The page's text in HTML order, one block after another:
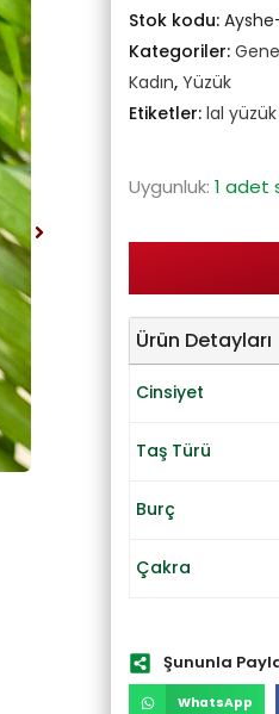
Stok kodu:
Kategoriler:
Kadın, Yüzük
Etiketler: lal yüzük
Uygunluk: 1 adet
Ürün Detayları
Cinsiyet
Taş Türü
Burç
Çakra
Şununla
WhatsApp